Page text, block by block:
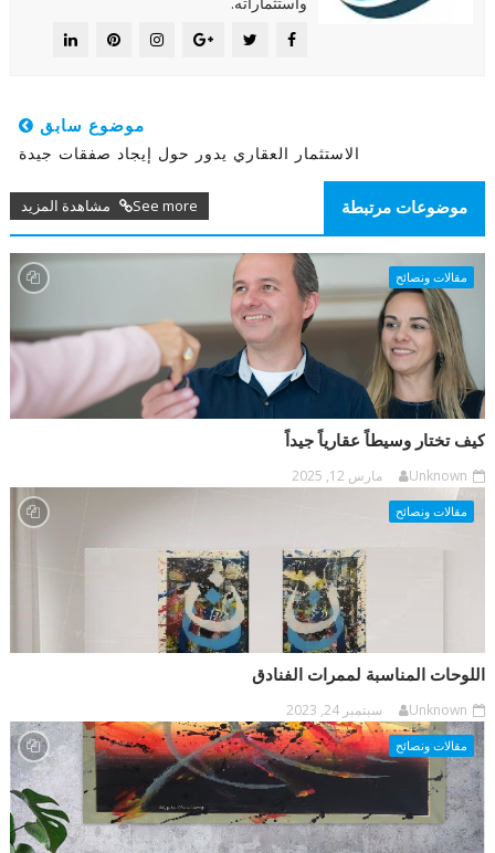
موضوع سابق
الاستثمار العقاري يدور حول إيجاد صفقات جيدة
موضوعات مرتبطة See more مشاهدة المزيد
مقالات ونصائح
كيف تختار وسيطاً عقارياً جيداً
Unknown مارس 12, 2025
مقالات ونصائح
اللوحات المناسبة لممرات الفنادق
Unknown سبتمبر 24, 2023
مقالات ونصائح